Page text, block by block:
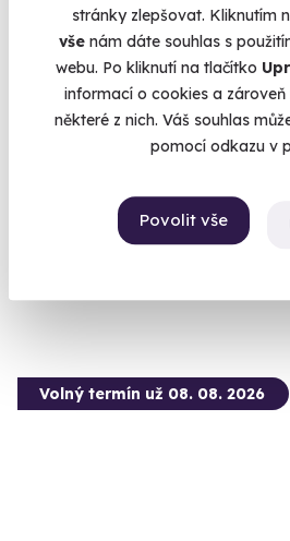
stránky zlepšovat. Kliknutím
vše nám dáte souhlas s
webu. Po kliknutí na tlačítko
informací o cookies a
některé z nich. Váš souhlas
pomocí odkazu v
Povolit vše
Flyboarding
Ostrava (Hlučínské jezero)
(+ 14 dalších lokalit)
Volný termín už 08. 08. 2026